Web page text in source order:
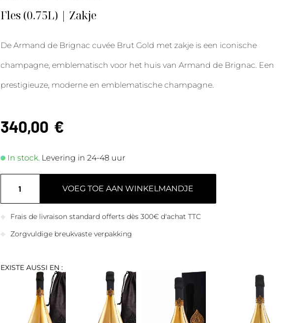
Fles (0.75L) | Zakje
De Armand de Brignac cuvée Brut Gold met zakje is een iconische
champagne, emblematisch voor het huis van Armand de Brignac. Een
prestigieuze, moderne en emblematische champagne.
340,00 €
In stock. Levering in 24-48 uur
VOEG TOE AAN WINKELMANDJE
Frais de livraison standard offerts dès 300€ d'achat TTC
Zorgvuldige breukvaste verpakking
EXISTE AUSSI EN :